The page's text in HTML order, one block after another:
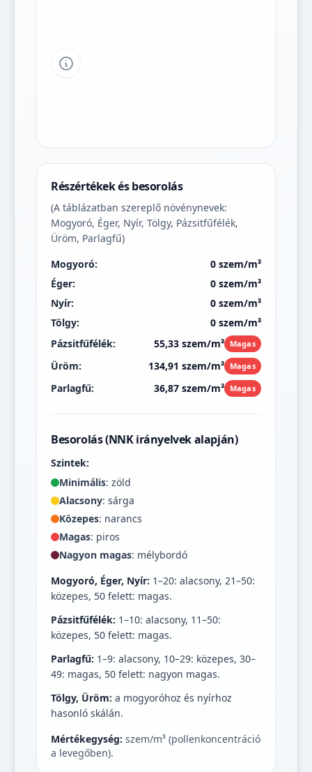
Tipp a grafikon jelmagyarázatához
Részértékek és besorolás
(A táblázatban szereplő növénynevek:
Mogyoró, Éger, Nyír, Tölgy, Pázsitfűfélék,
Üröm, Parlagfű)
Mogyoró:
0 szem/m³
Éger:
0 szem/m³
Nyír:
0 szem/m³
Tölgy:
0 szem/m³
Pázsitfűfélék:
55,33 szem/m³ Magas
Üröm: 134,91 szem/m³ Magas
Parlagfű: 36,87 szem/m³ Magas
Besorolás (NNK irányelvek alapján)
Szintek:
Minimális: zöld
Alacsony: sárga
Közepes: narancs
Magas: piros
Nagyon magas: mélybordó
Mogyoró, Éger, Nyír: 1–20: alacsony, 21–50:
közepes, 50 felett: magas.
Pázsitfűfélék: 1–10: alacsony, 11–50:
közepes, 50 felett: magas.
Parlagfű: 1–9: alacsony, 10–29: közepes, 30–
49: magas, 50 felett: nagyon magas.
Tölgy, Üröm: a mogyoróhoz és nyírhoz
hasonló skálán.
Mértékegység: szem/m³ (pollenkoncentráció
a levegőben).